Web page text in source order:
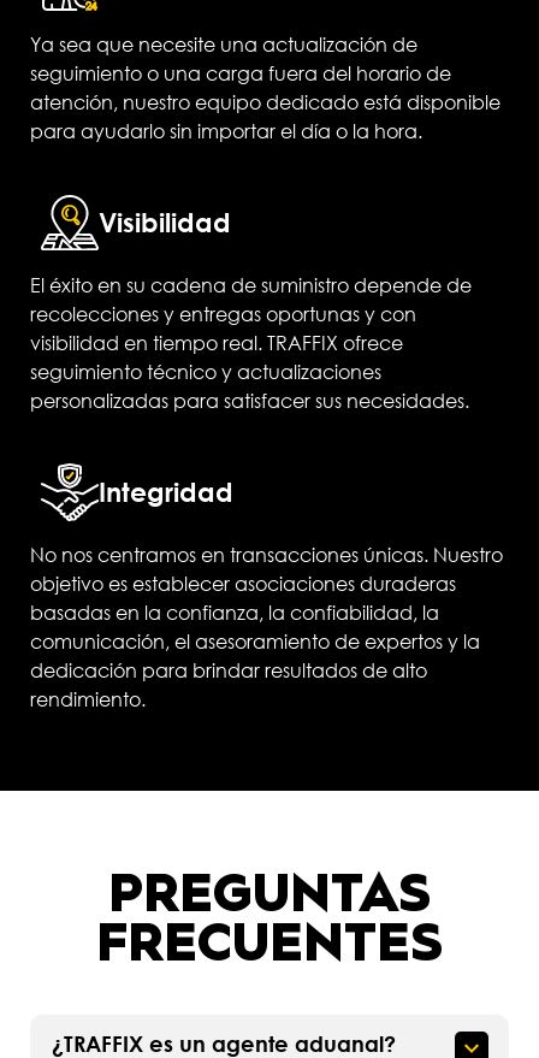
Ya sea que necesite una actualización de
seguimiento o una carga fuera del horario de
atención, nuestro equipo dedicado está disponible
para ayudarlo sin importar el día o la hora.
Visibilidad
El éxito en su cadena de suministro depende de
recolecciones y entregas oportunas y con
visibilidad en tiempo real. TRAFFIX ofrece
seguimiento técnico y actualizaciones
personalizadas para satisfacer sus necesidades.
Integridad
No nos centramos en transacciones únicas. Nuestro
objetivo es establecer asociaciones duraderas
basadas en la confianza, la confiabilidad, la
comunicación, el asesoramiento de expertos y la
dedicación para brindar resultados de alto
rendimiento.
PREGUNTAS
FRECUENTES
¿TRAFFIX es un agente aduanal?